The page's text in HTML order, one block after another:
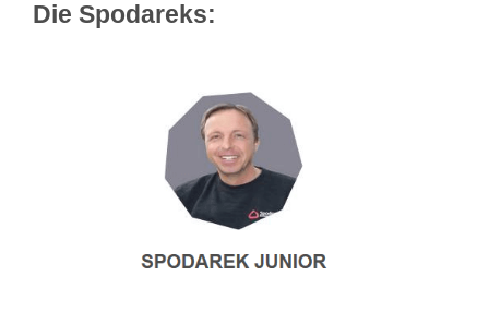
Die Spodareks: